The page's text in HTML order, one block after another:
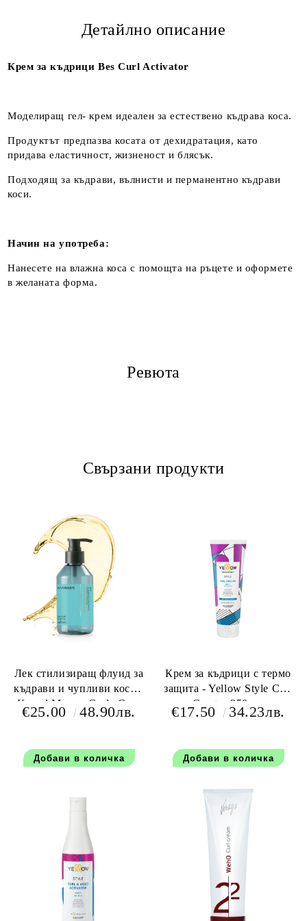
Детайлно описание
Крем за къдрици Bes Curl Activator
Моделиращ гел- крем идеален за естествено къдрава коса.
Продуктът предпазва косата от дехидратация, като
придава еластичност, жизненост и блясък.
Подходящ за къдрави, вълнисти и перманентно къдрави
коси.
Начин на употреба:
Нанесете на влажна коса с помощта на ръцете и оформете
в желаната форма.
Ревюта
Свързани продукти
Лек стилизиращ флуид за
къдрави и чупливи коси -
Kaaral Maraes Curly Care
Revitalising Fluid 250 мл
€25.00 48.90лв.
Крем за къдрици с термо
защита - Yellow Style Curl
Creator 250 мл
€17.50 34.23лв.